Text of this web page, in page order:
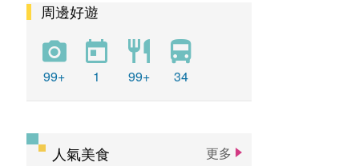
周邊好遊
99+ 1 99+ 34
人氣美食 更多